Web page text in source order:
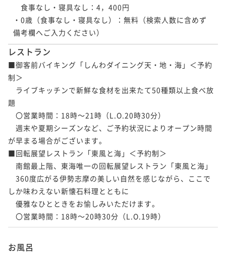
食事なし・寝具なし：4，400円
・0歳（食事なし・寝具なし）：無料（検索人数に含めず
備考欄へご入力ください）
レストラン
■御客前バイキング「しんわダイニング天・地・海」＜予約
制＞
ライブキッチンで新鮮な食材を出来たて50種類以上食べ放
題
〇営業時間：18時～21時（L.O.20時30分）
週末や夏期シーズンなど、ご予約状況によりオープン時間
が早まる場合がございます。
■回転展望レストラン「東風と海」＜予約制＞
南館最上階、東海唯一の回転展望レストラン「東風と海」
360度広がる伊勢志摩の美しい自然を感じながら、ここで
しか味わえない新懐石料理とともに
優雅なひとときをお愉しみいただけます。
〇営業時間：18時～20時30分（L.O.19時）
お風呂